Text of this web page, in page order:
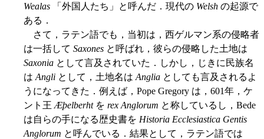
Wealas 「外国人たち」と呼んだ．現代の Welsh の起源で
ある．
さて，ラテン語でも，当初は，西ゲルマン系の侵略者
は一括して Saxones と呼ばれ，彼らの侵略した土地は
Saxonia として言及されていた．しかし，じきに民族名
は Angli として，土地名は Anglia としても言及されるよ
うになってきた．例えば，Pope Gregory は，601年，ケ
ント王 Æþelberhtを rex Anglorum と称しているし，Bede
は自らの手になる歴史書を Historia Ecclesiastica Gentis
Anglorum と呼んでいる．結果として，ラテン語では